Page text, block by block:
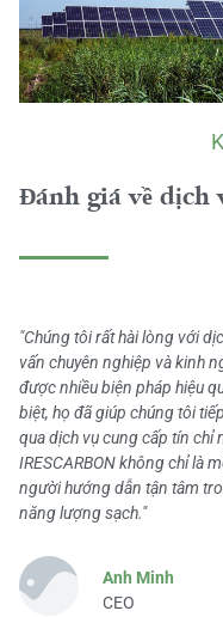
Đánh giá về dịch
"Chúng tôi rất hài lòng với
vấn chuyên nghiệp và kinh
được nhiều biện pháp hiệu
biệt, họ đã giúp chúng tôi
qua dịch vụ cung cấp tín chỉ
IRESCARBON không chỉ là
người hướng dẫn tận tâm
năng lượng sạch."
Anh Minh
CEO